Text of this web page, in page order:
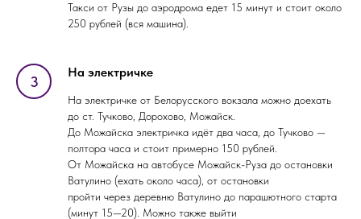
Такси от Рузы до аэродрома едет 15 минут и стоит около
250 рублей (вся машина).
На электричке
На электричке от Белорусского вокзала можно доехать
до ст. Тучково, Дорохово, Можайск.
До Можайска электричка идёт два часа, до Тучково —
полтора часа и стоит примерно 150 рублей.
От Можайска на автобусе Можайск-Руза до остановки
Ватулино (ехать около часа), от остановки
пройти через деревню Ватулино до парашютного старта
(минут 15—20). Можно также выйти